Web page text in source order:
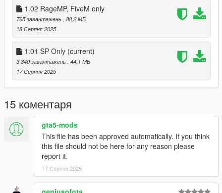
2. ensure "joes_small_tuner_fivem" into your Server.cfg
1.02 RageMP, FiveM only
765 завантажень
, 88,2 МБ
18 Серпня 2025
1.01 SP Only (current)
3 340 завантажень
, 44,1 МБ
17 Серпня 2025
15 коментаря
gta5-mods
This file has been approved automatically. If you think
this file should not be here for any reason please
report it.
17 Серпня 2025